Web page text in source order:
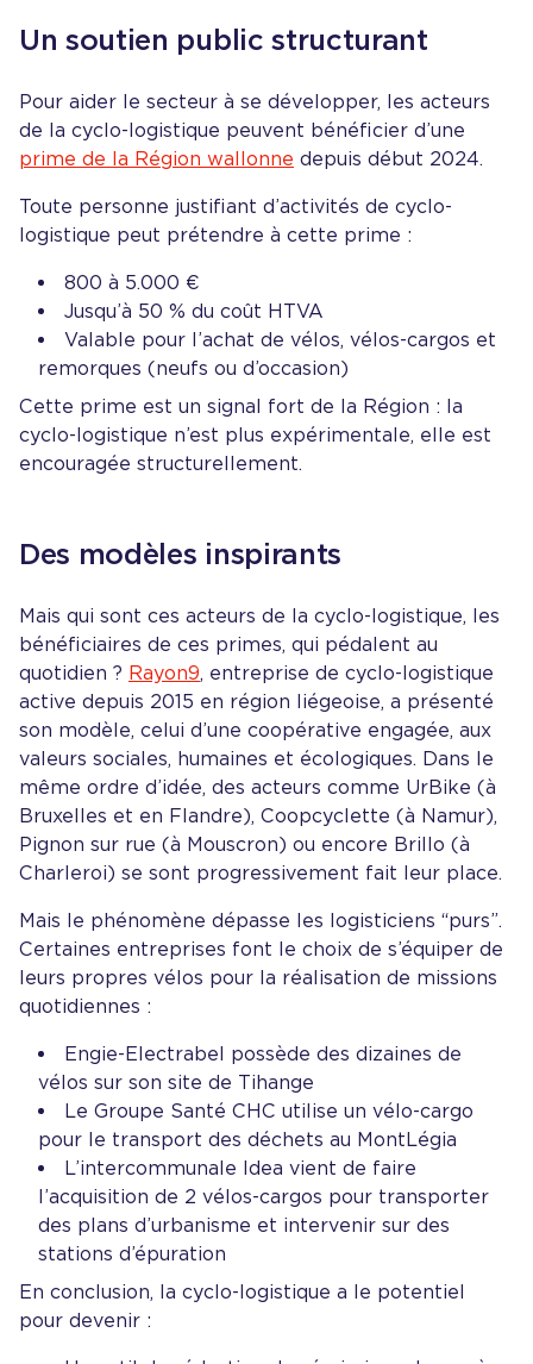
Un soutien public structurant
Pour aider le secteur à se développer, les acteurs
de la cyclo-logistique peuvent bénéficier d’une
prime de la Région wallonne depuis début 2024.
Toute personne justifiant d’activités de cyclo-
logistique peut prétendre à cette prime :
800 à 5.000 €
Jusqu’à 50 % du coût HTVA
Valable pour l’achat de vélos, vélos-cargos et
remorques (neufs ou d’occasion)
Cette prime est un signal fort de la Région : la
cyclo-logistique n’est plus expérimentale, elle est
encouragée structurellement.
Des modèles inspirants
Mais qui sont ces acteurs de la cyclo-logistique, les
bénéficiaires de ces primes, qui pédalent au
quotidien ? Rayon9, entreprise de cyclo-logistique
active depuis 2015 en région liégeoise, a présenté
son modèle, celui d’une coopérative engagée, aux
valeurs sociales, humaines et écologiques. Dans le
même ordre d’idée, des acteurs comme UrBike (à
Bruxelles et en Flandre), Coopcyclette (à Namur),
Pignon sur rue (à Mouscron) ou encore Brillo (à
Charleroi) se sont progressivement fait leur place.
Mais le phénomène dépasse les logisticiens “purs”.
Certaines entreprises font le choix de s’équiper de
leurs propres vélos pour la réalisation de missions
quotidiennes :
Engie-Electrabel possède des dizaines de
vélos sur son site de Tihange
Le Groupe Santé CHC utilise un vélo-cargo
pour le transport des déchets au MontLégia
L’intercommunale Idea vient de faire
l’acquisition de 2 vélos-cargos pour transporter
des plans d’urbanisme et intervenir sur des
stations d’épuration
En conclusion, la cyclo-logistique a le potentiel
pour devenir :